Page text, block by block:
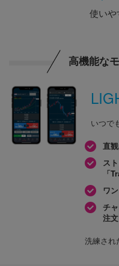
使いや
高機能な
いつで
直
ス
「
ワ
チ
注文
洗練され